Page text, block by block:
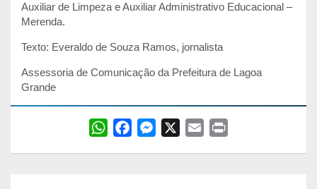
Auxiliar de Limpeza e Auxiliar Administrativo Educacional –
Merenda.
Texto: Everaldo de Souza Ramos, jornalista
Assessoria de Comunicação da Prefeitura de Lagoa
Grande
W